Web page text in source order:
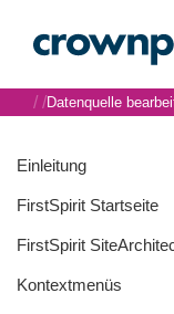
Einleitung
FirstSpirit Startseite
FirstSpirit
Kontextmenüs
/ /Datenquelle